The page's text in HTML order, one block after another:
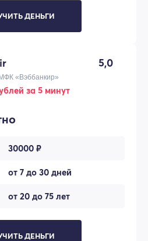
ДЕНЬГИ
5,0
«Вэббанкир»
за 5 минут
30000 ₽
от 7 до 30 дней
от 20 до 75 лет
ДЕНЬГИ